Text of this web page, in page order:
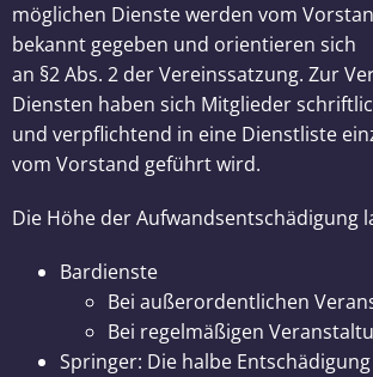
möglichen Dienste werden vom
bekannt gegeben und orientieren sich
an §2 Abs. 2 der Vereinssatzung. Zur
Diensten haben sich Mitglieder
und verpflichtend in eine Dienstliste
vom Vorstand geführt wird.
Die Höhe der Aufwandsentschädigung
Bardienste
Bei außerordentlichen
Bei regelmäßigen
Springer: Die halbe